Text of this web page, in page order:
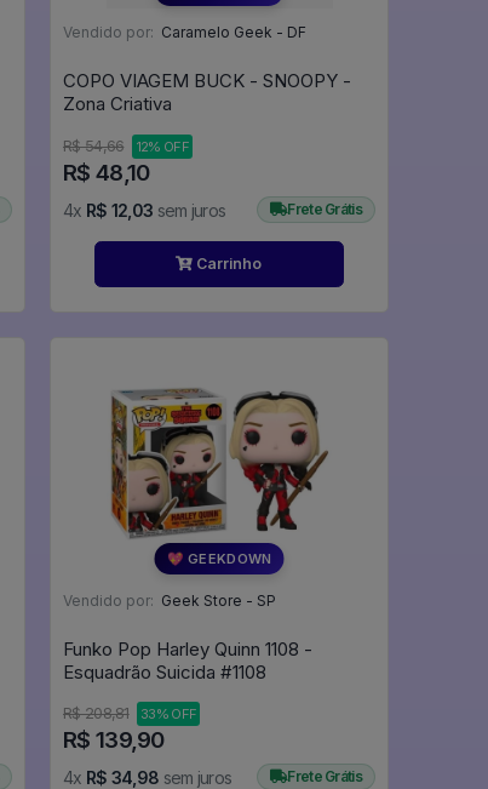
Vendido por: Caramelo Geek - DF
COPO VIAGEM BUCK - SNOOPY -
Zona Criativa
R$ 54,66 12% OFF
R$ 48,10
4x R$ 12,03 sem juros Frete Grátis
Carrinho
💖 GEEKDOWN
Vendido por: Geek Store - SP
Funko Pop Harley Quinn 1108 -
Esquadrão Suicida #1108
R$ 208,81 33% OFF
R$ 139,90
4x R$ 34,98 sem juros Frete Grátis